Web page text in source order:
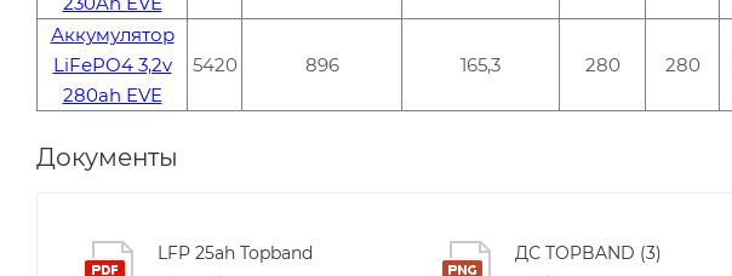
Аккумулятор
LiFePO4 3,2v
280ah EVE
5420 896 165,3 280 280
Документы
LFP 25ah Topband ДС TOPBAND (3)